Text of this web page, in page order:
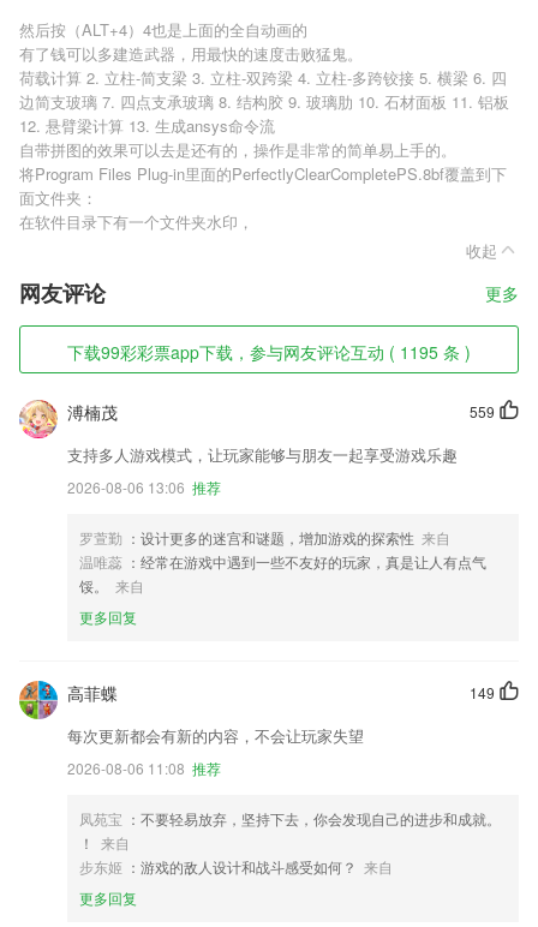
然后按（ALT+4）4也是上面的全自动画的
有了钱可以多建造武器，用最快的速度击败猛鬼。
荷载计算 2. 立柱-简支梁 3. 立柱-双跨梁 4. 立柱-多跨铰接 5. 横梁 6. 四
边简支玻璃 7. 四点支承玻璃 8. 结构胶 9. 玻璃肋 10. 石材面板 11. 铝板
12. 悬臂梁计算 13. 生成ansys命令流
自带拼图的效果可以去是还有的，操作是非常的简单易上手的。
将Program Files Plug-in里面的PerfectlyClearCompletePS.8bf覆盖到下
面文件夹：
在软件目录下有一个文件夹水印，
收起
网友评论 更多
下载99彩彩票app下载，参与网友评论互动 ( 1195 条 )
559
溥楠茂
支持多人游戏模式，让玩家能够与朋友一起享受游戏乐趣
2026-08-06 13:06 推荐
罗萱勤 ：设计更多的迷宫和谜题，增加游戏的探索性 来自
温唯蕊 ：经常在游戏中遇到一些不友好的玩家，真是让人有点气
馁。
来自
更多回复
149
高菲蝶
每次更新都会有新的内容，不会让玩家失望
2026-08-06 11:08 推荐
凤苑宝 ：不要轻易放弃，坚持下去，你会发现自己的进步和成就。
！
来自
步东姬 ：游戏的敌人设计和战斗感受如何？ 来自
更多回复